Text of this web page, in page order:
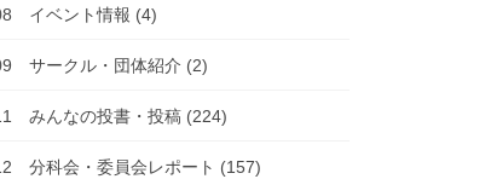
イベント情報 (4)
サークル・団体紹介 (2)
みんなの投書・投稿 (224)
分科会・委員会レポート (157)